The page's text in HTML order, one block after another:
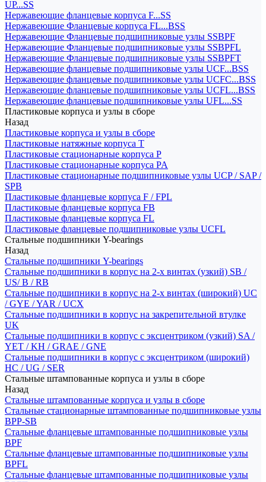
UP...SS
Нержавеющие фланцевые корпуса F...SS
Нержавеющие Фланцевые корпуса FL...BSS
Нержавеющие Фланцевые подшипниковые узлы SSBPF
Нержавеющие Фланцевые подшипниковые узлы SSBPFL
Нержавеющие Фланцевые подшипниковые узлы SSBPFT
Нержавеющие фланцевые подшипниковые узлы UCF...BSS
Нержавеющие фланцевые подшипниковые узлы UCFC...BSS
Нержавеющие фланцевые подшипниковые узлы UCFL...BSS
Нержавеющие фланцевые подшипниковые узлы UFL...SS
Пластиковые корпуса и узлы в сборе
Назад
Пластиковые корпуса и узлы в сборе
Пластиковые натяжные корпуса T
Пластиковые стационарные корпуса P
Пластиковые стационарные корпуса PA
Пластиковые стационарные подшипниковые узлы UCP / SAP /
SPB
Пластиковые фланцевые корпуса F / FPL
Пластиковые фланцевые корпуса FB
Пластиковые фланцевые корпуса FL
Пластиковые фланцевые подшипниковые узлы UCFL
Стальные подшипники Y-bearings
Назад
Стальные подшипники Y-bearings
Стальные подшипники в корпус на 2-х винтах (узкий) SB /
US/ B / RB
Стальные подшипники в корпус на 2-х винтах (широкий) UC
/ GYE / YAR / UCX
Стальные подшипники в корпус на закрепительной втулке
UK
Стальные подшипники в корпус с эксцентриком (узкий) SA /
YET / KH / GRAE / GNE
Стальные подшипники в корпус с эксцентриком (широкий)
HC / UG / SER
Стальные штампованные корпуса и узлы в сборе
Назад
Стальные штампованные корпуса и узлы в сборе
Стальные стационарные штампованные подшипниковые узлы
BPP-SB
Стальные фланцевые штампованные подшипниковые узлы
BPF
Стальные фланцевые штампованные подшипниковые узлы
BPFL
Стальные фланцевые штампованные подшипниковые узлы